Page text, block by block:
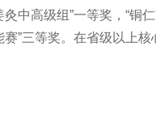
灸中高级组”一等奖，“铜
”三等奖。在省级以上